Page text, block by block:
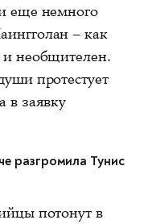
еще немного
– как
и необщителен.
протестует
в заявку
разгромила Тунис
потонут в